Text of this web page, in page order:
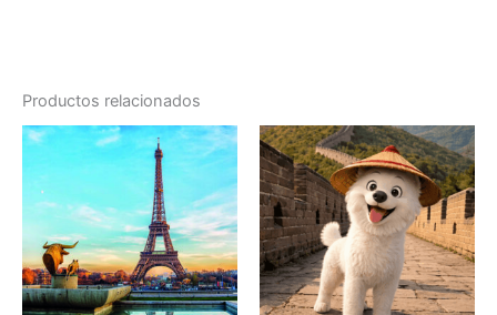
Productos relacionados